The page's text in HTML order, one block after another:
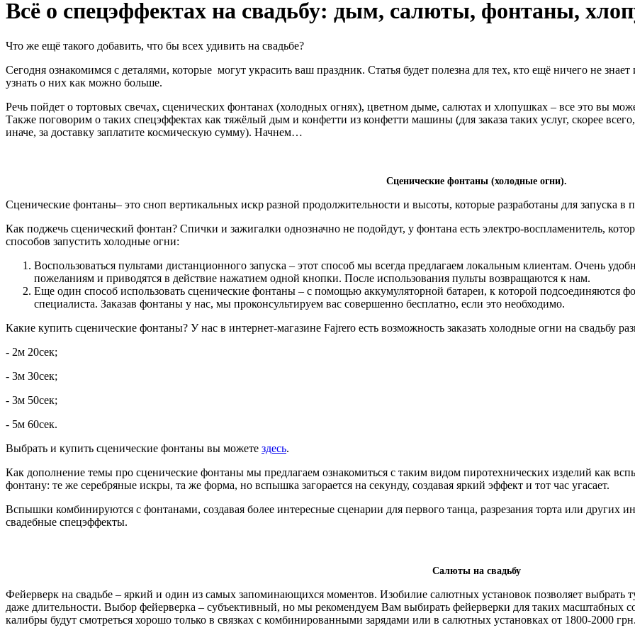
Всё о спецэффектах на свадьбу: дым, салюты, фонтаны,
Что же ещё такого добавить, что бы всех удивить на свадьбе?
Сегодня ознакомимся с деталями, которые могут украсить ваш праздник. Статья будет полезна для тех, кто ещё ничего не
узнать о них как можно больше.
Речь пойдет о тортовых свечах, сценических фонтанах (холодных огнях), цветном дыме, салютах и хлопушках – все это вы
Также поговорим о таких спецэффектах как тяжёлый дым и конфетти из конфетти машины (для заказа таких услуг, скорее
иначе, за доставку заплатите космическую сумму). Начнем…
Сценические фонтаны (холодные огни).
Сценические фонтаны– это сноп вертикальных искр разной продолжительности и высоты, которые разработаны для запуска
Как поджечь сценический фонтан? Спички и зажигалки однозначно не подойдут, у фонтана есть электро-воспламенитель,
способов запустить холодные огни:
Воспользоваться пультами дистанционного запуска – этот способ мы всегда предлагаем локальным клиентам. Очень
пожеланиям и приводятся в действие нажатием одной кнопки. После использования пульты возвращаются к нам.
Еще один способ использовать сценические фонтаны – с помощью аккумуляторной батареи, к которой
специалиста. Заказав фонтаны у нас, мы проконсультируем вас совершенно бесплатно, если это необходимо.
Какие купить сценические фонтаны? У нас в интернет-магазине Fajrero есть возможность заказать холодные огни на свадьбу
- 2м 20сек;
- 3м 30сек;
- 3м 50сек;
- 5м 60сек.
Выбрать и купить сценические фонтаны вы можете здесь.
Как дополнение темы про сценические фонтаны мы предлагаем ознакомиться с таким видом пиротехнических изделий как
фонтану: те же серебряные искры, та же форма, но вспышка загорается на секунду, создавая яркий эффект и тот час угасает.
Вспышки комбинируются с фонтанами, создавая более интересные сценарии для первого танца, разрезания торта или других
свадебные спецэффекты.
Салюты на свадьбу
Фейерверк на свадьбе – яркий и один из самых запоминающихся моментов. Изобилие салютных установок позволяет выбрать
даже длительности. Выбор фейерверка – субъективный, но мы рекомендуем Вам выбирать фейерверки для таких масштабных
калибры будут смотреться хорошо только в связках с комбинированными зарядами или в салютных установках от 1800-2000